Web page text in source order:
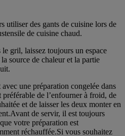
utiliser des gants de cuisine lors de
de cuisine chaud.
gril, laissez toujours un espace
source de chaleur et la partie
une préparation congelée dans
de l’enfourner à froid, de
et de laisser les deux monter en
de servir, il est toujours
votre préparation est
réchauffée.Si vous souhaitez